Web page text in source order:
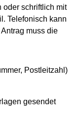
oder schriftlich mit
Telefonisch kann
muss die
Postleitzahl)
gesendet